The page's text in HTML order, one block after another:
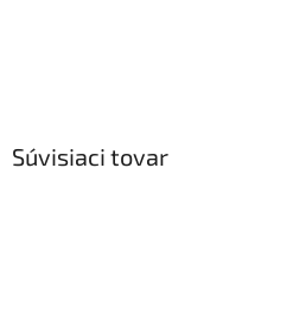
Súvisiaci tovar